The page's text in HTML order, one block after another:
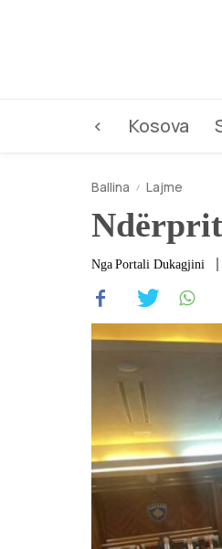
< Kosova
Ballina Lajme
Nga Portali Dukagjini